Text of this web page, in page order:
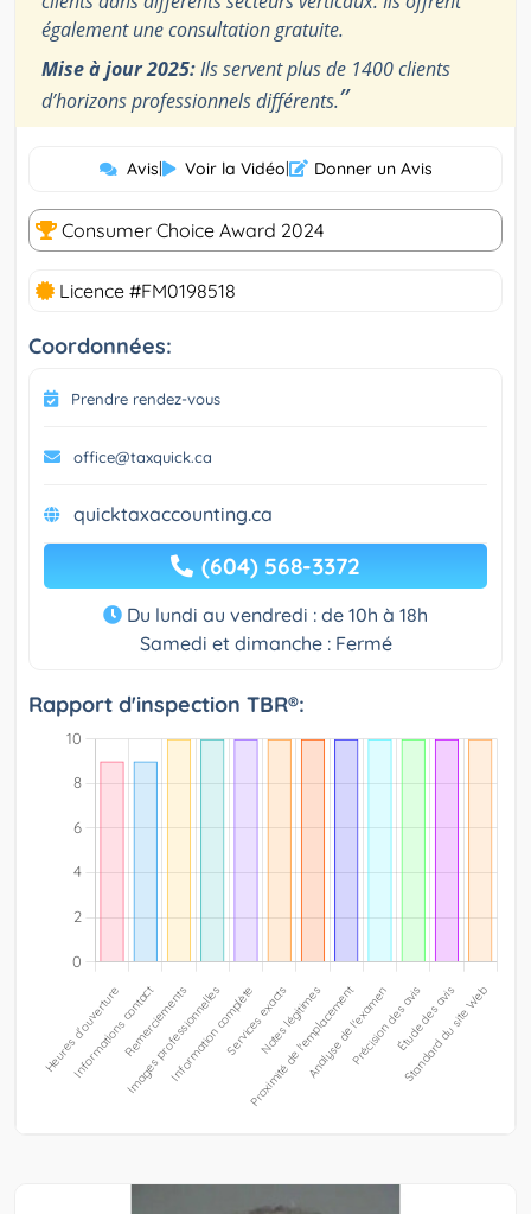
également une consultation gratuite.
Mise à jour 2025:Ils servent plus de 1400 clients
d’horizons professionnels différents.”
Avis| Voir la Vidéo| Donner un Avis
Consumer Choice Award 2024
Licence #FM0198518
Coordonnées:
Prendre rendez-vous
office@taxquick.ca
quicktaxaccounting.ca
(604) 568-3372
Du lundi au vendredi : de 10h à 18h
Samedi et dimanche : Fermé
Rapport d'inspection TBR®: